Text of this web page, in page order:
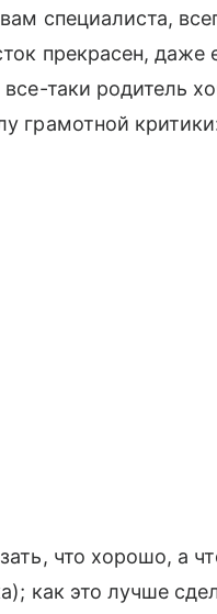
специалиста,
прекрасен, даже
таки родитель
грамотной
что хорошо, а
как это лучше